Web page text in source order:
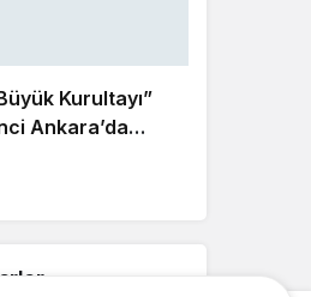
Kurultayı”
Ankara’da